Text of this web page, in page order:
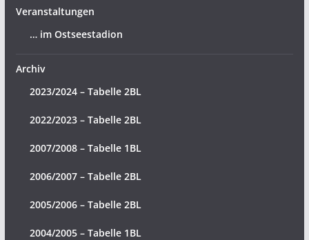
Veranstaltungen
… im Ostseestadion
Archiv
2023/2024 – Tabelle 2BL
2022/2023 – Tabelle 2BL
2007/2008 – Tabelle 1BL
2006/2007 – Tabelle 2BL
2005/2006 – Tabelle 2BL
2004/2005 – Tabelle 1BL